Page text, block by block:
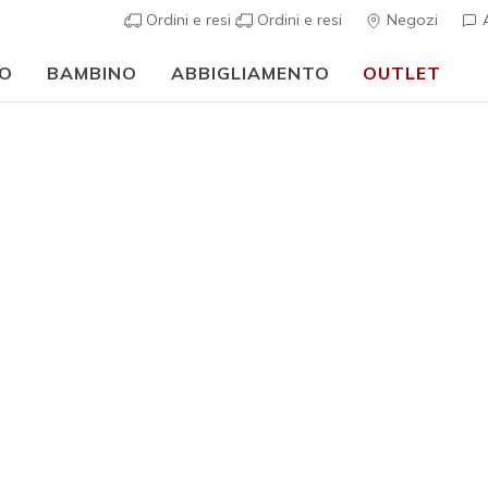
Ordini e resi Ordini e resi Negozi
BAMBINO ABBIGLIAMENTO OUTLET